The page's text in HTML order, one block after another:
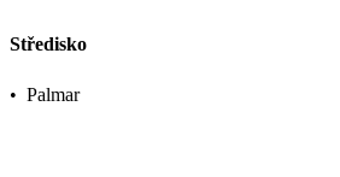
Středisko
• Palmar